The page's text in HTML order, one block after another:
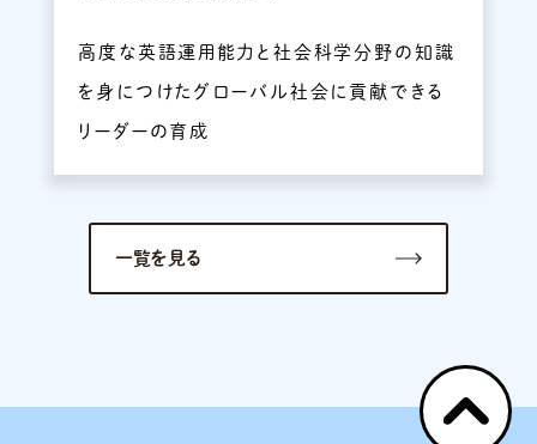
高度な英語運用能力と社会科学分野の知識
を身につけたグローバル社会に貢献できる
リーダーの育成
一覧を見る